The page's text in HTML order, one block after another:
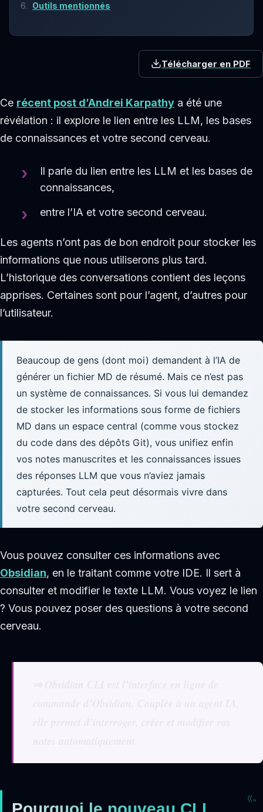
Outils mentionnés
Télécharger en PDF
Ce récent post d’Andrei Karpathy a été une
révélation : il explore le lien entre les LLM, les bases
de connaissances et votre second cerveau.
Il parle du lien entre les LLM et les bases de
connaissances,
entre l’IA et votre second cerveau.
Les agents n’ont pas de bon endroit pour stocker les
informations que nous utiliserons plus tard.
L’historique des conversations contient des leçons
apprises. Certaines sont pour l’agent, d’autres pour
l’utilisateur.
Beaucoup de gens (dont moi) demandent à l’IA de
générer un fichier MD de résumé. Mais ce n’est pas
un système de connaissances. Si vous lui demandez
de stocker les informations sous forme de fichiers
MD dans un espace central (comme vous stockez
du code dans des dépôts Git), vous unifiez enfin
vos notes manuscrites et les connaissances issues
des réponses LLM que vous n’aviez jamais
capturées. Tout cela peut désormais vivre dans
votre second cerveau.
Vous pouvez consulter ces informations avec
Obsidian, en le traitant comme votre IDE. Il sert à
consulter et modifier le texte LLM. Vous voyez le lien
? Vous pouvez poser des questions à votre second
cerveau.